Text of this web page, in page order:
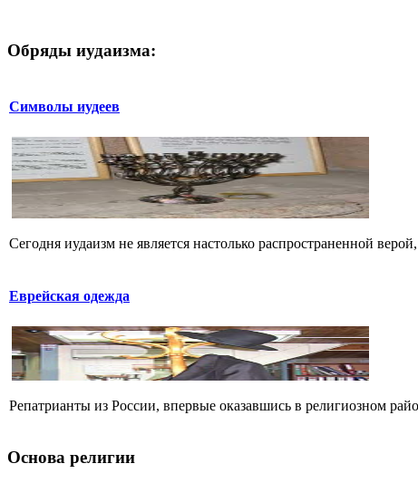
Обряды иудаизма:
Символы иудеев
Сегодня иудаизм не является настолько распространенной
Еврейская одежда
Репатрианты из России, впервые оказавшись в религиозном
Основа религии